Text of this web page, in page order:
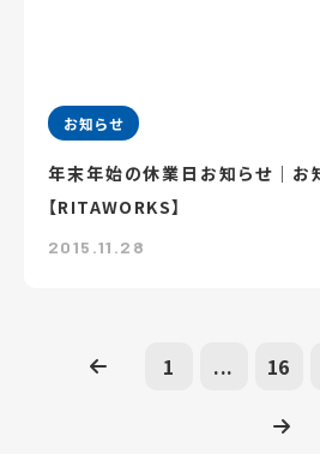
お知らせ
年末年始の休業日お知らせ｜お
【RITAWORKS】
2015.11.28
1 ... 16